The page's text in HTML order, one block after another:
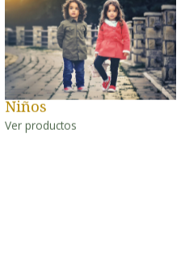
Niños
Ver productos